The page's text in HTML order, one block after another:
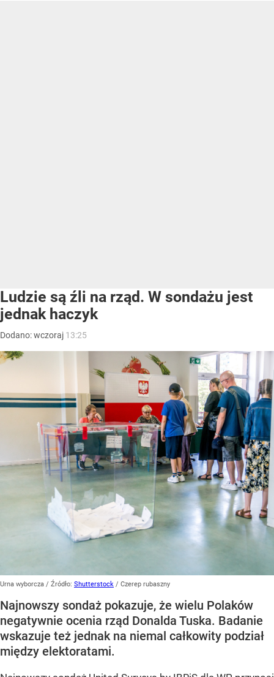
Ludzie są źli na rząd. W sondażu jest
jednak haczyk
Dodano:wczoraj 13:25
Urna wyborcza / Źródło: Shutterstock / Czerep rubaszny
Najnowszy sondaż pokazuje, że wielu Polaków
negatywnie ocenia rząd Donalda Tuska. Badanie
wskazuje też jednak na niemal całkowity podział
między elektoratami.